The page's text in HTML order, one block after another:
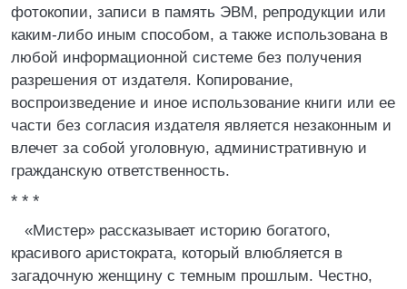
фотокопии, записи в память ЭВМ, репродукции или
каким-либо иным способом, а также использована в
любой информационной системе без получения
разрешения от издателя. Копирование,
воспроизведение и иное использование книги или ее
части без согласия издателя является незаконным и
влечет за собой уголовную, административную и
гражданскую ответственность.
* * *
«Мистер» рассказывает историю богатого,
красивого аристократа, который влюбляется в
загадочную женщину с темным прошлым. Честно,